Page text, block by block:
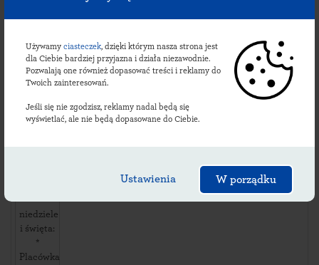
Używamy ciasteczek, dzięki którym nasza strona jest
dla Ciebie bardziej przyjazna i działa niezawodnie.
Pozwalają one również dopasować treści i reklamy do
Twoich zainteresowań.
Jeśli się nie zgodzisz, reklamy nadal będą się
wyświetlać, ale nie będą dopasowane do Ciebie.
Ustawienia W porządku
140,
08322
Ceranów,
i usługi:
*
niedziele
i święta:
*
Placówka